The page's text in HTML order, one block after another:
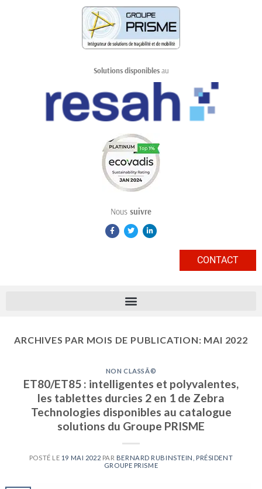
Solutions disponiblesau
Nous suivre
CONTACT
ARCHIVES PAR MOIS DE PUBLICATION: MAI 2022
NON CLASSÃ©
ET80/ET85 : intelligentes et polyvalentes,
les tablettes durcies 2 en 1 de Zebra
Technologies disponibles au catalogue
solutions du Groupe PRISME
POSTÉ LE 19 MAI 2022 PAR BERNARD RUBINSTEIN, PRÉSIDENT
GROUPE PRISME